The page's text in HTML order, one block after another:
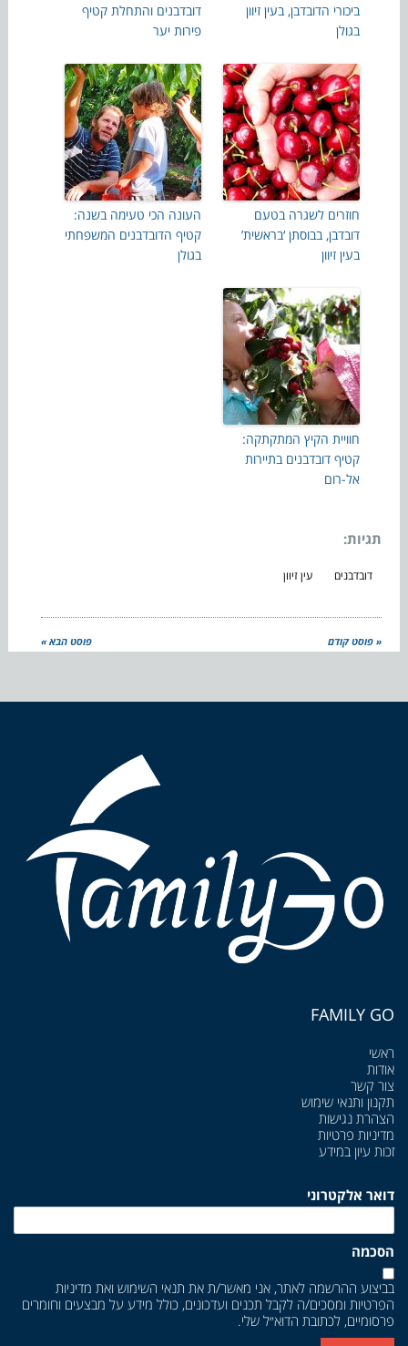
ביכורי הדובדבן, בעין זיוון
בגולן
דובדבנים והתחלת קטיף
פירות יער
חוזרים לשגרה בטעם
דובדבן, בבוסתן ‘בראשית’
בעין זיוון
העונה הכי טעימה בשנה:
קטיף הדובדבנים המשפחתי
בגולן
חוויית הקיץ המתקתקה:
קטיף דובדבנים בתיירות
אל-רום
תגיות:
דובדבנים עין זיוון
« פוסט קודם פוסט הבא »
FAMILY GO
ראשי
אודות
צור קשר
תקנון ותנאי שימוש
הצהרת נגישות
מדיניות פרטיות
זכות עיון במידע
דואר אלקטרוני
הסכמה
בביצוע ההרשמה לאתר, אני מאשר/ת את תנאי השימוש ואת מדיניות
הפרטיות ומסכים/ה לקבל תכנים ועדכונים, כולל מידע על מבצעים וחומרים
פרסומיים, לכתובת הדוא״ל שלי.